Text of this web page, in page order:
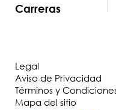
Carreras
Legal
Aviso de Privacidad
Términos y
Mapa del sitio